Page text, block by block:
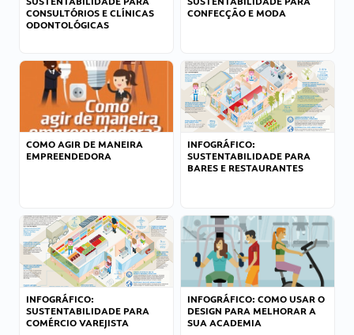
CONSULTÓRIOS E CLÍNICAS
ODONTOLÓGICAS
CONFECÇÃO E MODA
COMO AGIR DE MANEIRA
EMPREENDEDORA
INFOGRÁFICO:
SUSTENTABILIDADE PARA
BARES E RESTAURANTES
INFOGRÁFICO:
SUSTENTABILIDADE PARA
COMÉRCIO VAREJISTA
INFOGRÁFICO: COMO USAR O
DESIGN PARA MELHORAR A
SUA ACADEMIA